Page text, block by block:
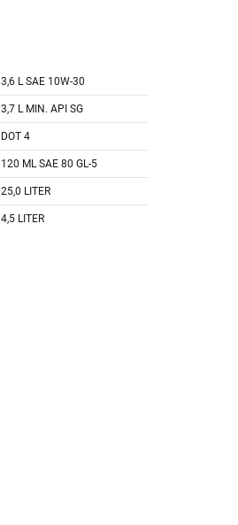
3,6 L SAE 10W-30
3,7 L MIN. API SG
DOT 4
120 ML SAE 80 GL-5
25,0 LITER
4,5 LITER